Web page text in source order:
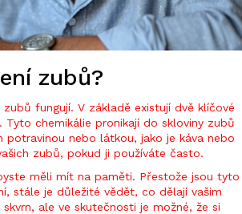
zubů?
fungují. V základě existují dvě klíčové
chemikálie pronikají do skloviny zubů
nebo látkou, jako je káva nebo
zubů, pokud ji používáte často.
měli mít na paměti. Přestože jsou tyto
stále je důležité vědět, co dělají vašim
ale ve skutečnosti je možné, že si